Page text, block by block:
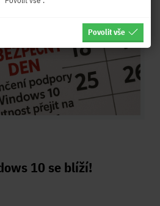
10 se blíží!
Povolit vše